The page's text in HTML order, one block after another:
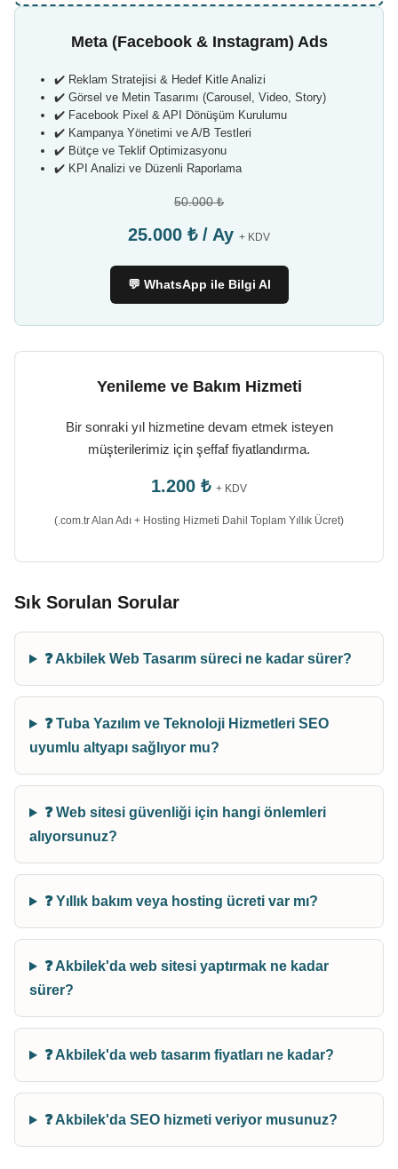
Meta (Facebook & Instagram) Ads
✔️ Reklam Stratejisi & Hedef Kitle Analizi
✔️ Görsel ve Metin Tasarımı (Carousel, Video, Story)
✔️ Facebook Pixel & API Dönüşüm Kurulumu
✔️ Kampanya Yönetimi ve A/B Testleri
✔️ Bütçe ve Teklif Optimizasyonu
✔️ KPI Analizi ve Düzenli Raporlama
50.000 ₺
25.000 ₺ / Ay + KDV
💬 WhatsApp ile Bilgi Al
Yenileme ve Bakım Hizmeti
Bir sonraki yıl hizmetine devam etmek isteyen
müşterilerimiz için şeffaf fiyatlandırma.
1.200 ₺ + KDV
(.com.tr Alan Adı + Hosting Hizmeti Dahil Toplam Yıllık Ücret)
Sık Sorulan Sorular
❓ Akbilek Web Tasarım süreci ne kadar sürer?
❓ Tuba Yazılım ve Teknoloji Hizmetleri SEO
uyumlu altyapı sağlıyor mu?
❓ Web sitesi güvenliği için hangi önlemleri
alıyorsunuz?
❓ Yıllık bakım veya hosting ücreti var mı?
❓ Akbilek'da web sitesi yaptırmak ne kadar
sürer?
❓ Akbilek'da web tasarım fiyatları ne kadar?
❓ Akbilek'da SEO hizmeti veriyor musunuz?